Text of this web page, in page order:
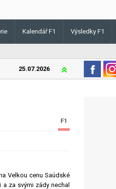
Kalendář F1 Výsledky F1
25.07.2026 Lando Norris v
F1
Velkou cenu Saúdské
za svými zády nechal